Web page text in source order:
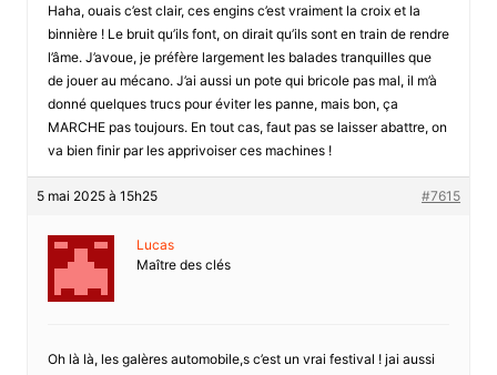
Haha, ouais c’est clair, ces engins c’est vraiment la croix et la
binnière ! Le bruit qu’ils font, on dirait qu’ils sont en train de rendre
l’âme. J’avoue, je préfère largement les balades tranquilles que
de jouer au mécano. J’ai aussi un pote qui bricole pas mal, il m’à
donné quelques trucs pour éviter les panne, mais bon, ça
MARCHE pas toujours. En tout cas, faut pas se laisser abattre, on
va bien finir par les apprivoiser ces machines !
5 mai 2025 à 15h25 #7615
Lucas
Maître des clés
Oh là là, les galères automobile,s c’est un vrai festival ! jai aussi